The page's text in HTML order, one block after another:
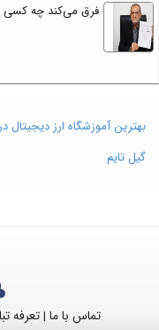
فرق می‌کند چه کسی
بهترین آموزشگاه ارز دیجیتال
گیل تایم
تماس با ما |تعرفه